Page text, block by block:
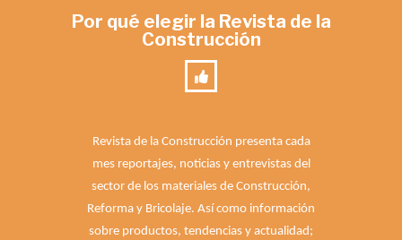
Por qué elegir la Revista de la
Construcción
Revista de la Construcción presenta cada
mes reportajes, noticias y entrevistas del
sector de los materiales de Construcción,
Reforma y Bricolaje. Así como información
sobre productos, tendencias y actualidad;